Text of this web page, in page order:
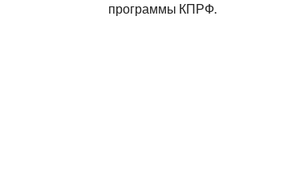
программы КПРФ.